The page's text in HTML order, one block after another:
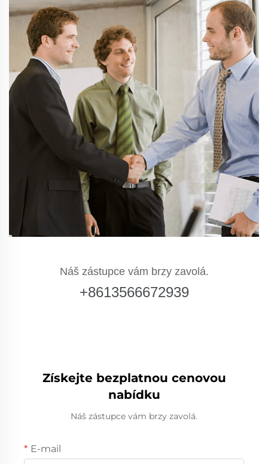
Náš zástupce vám brzy zavolá.
+8613566672939
Získejte bezplatnou cenovou
nabídku
Náš zástupce vám brzy zavolá.
E-mail